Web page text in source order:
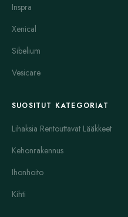
Inspra
Xenical
Sibelium
Vesicare
SUOSITUT KATEGORIAT
Lihaksia Rentouttavat Lääkkeet
Kehonrakennus
Ihonhoito
Kihti